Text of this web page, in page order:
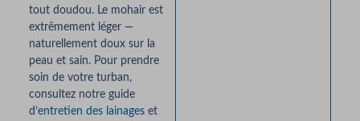
tout doudou. Le mohair est
extrêmement léger —
naturellement doux sur la
peau et sain. Pour prendre
soin de votre turban,
consultez notre guide
d’entretien des lainageset